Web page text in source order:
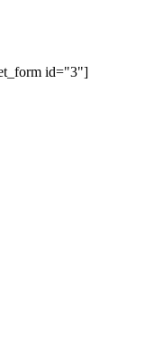
id="3"]